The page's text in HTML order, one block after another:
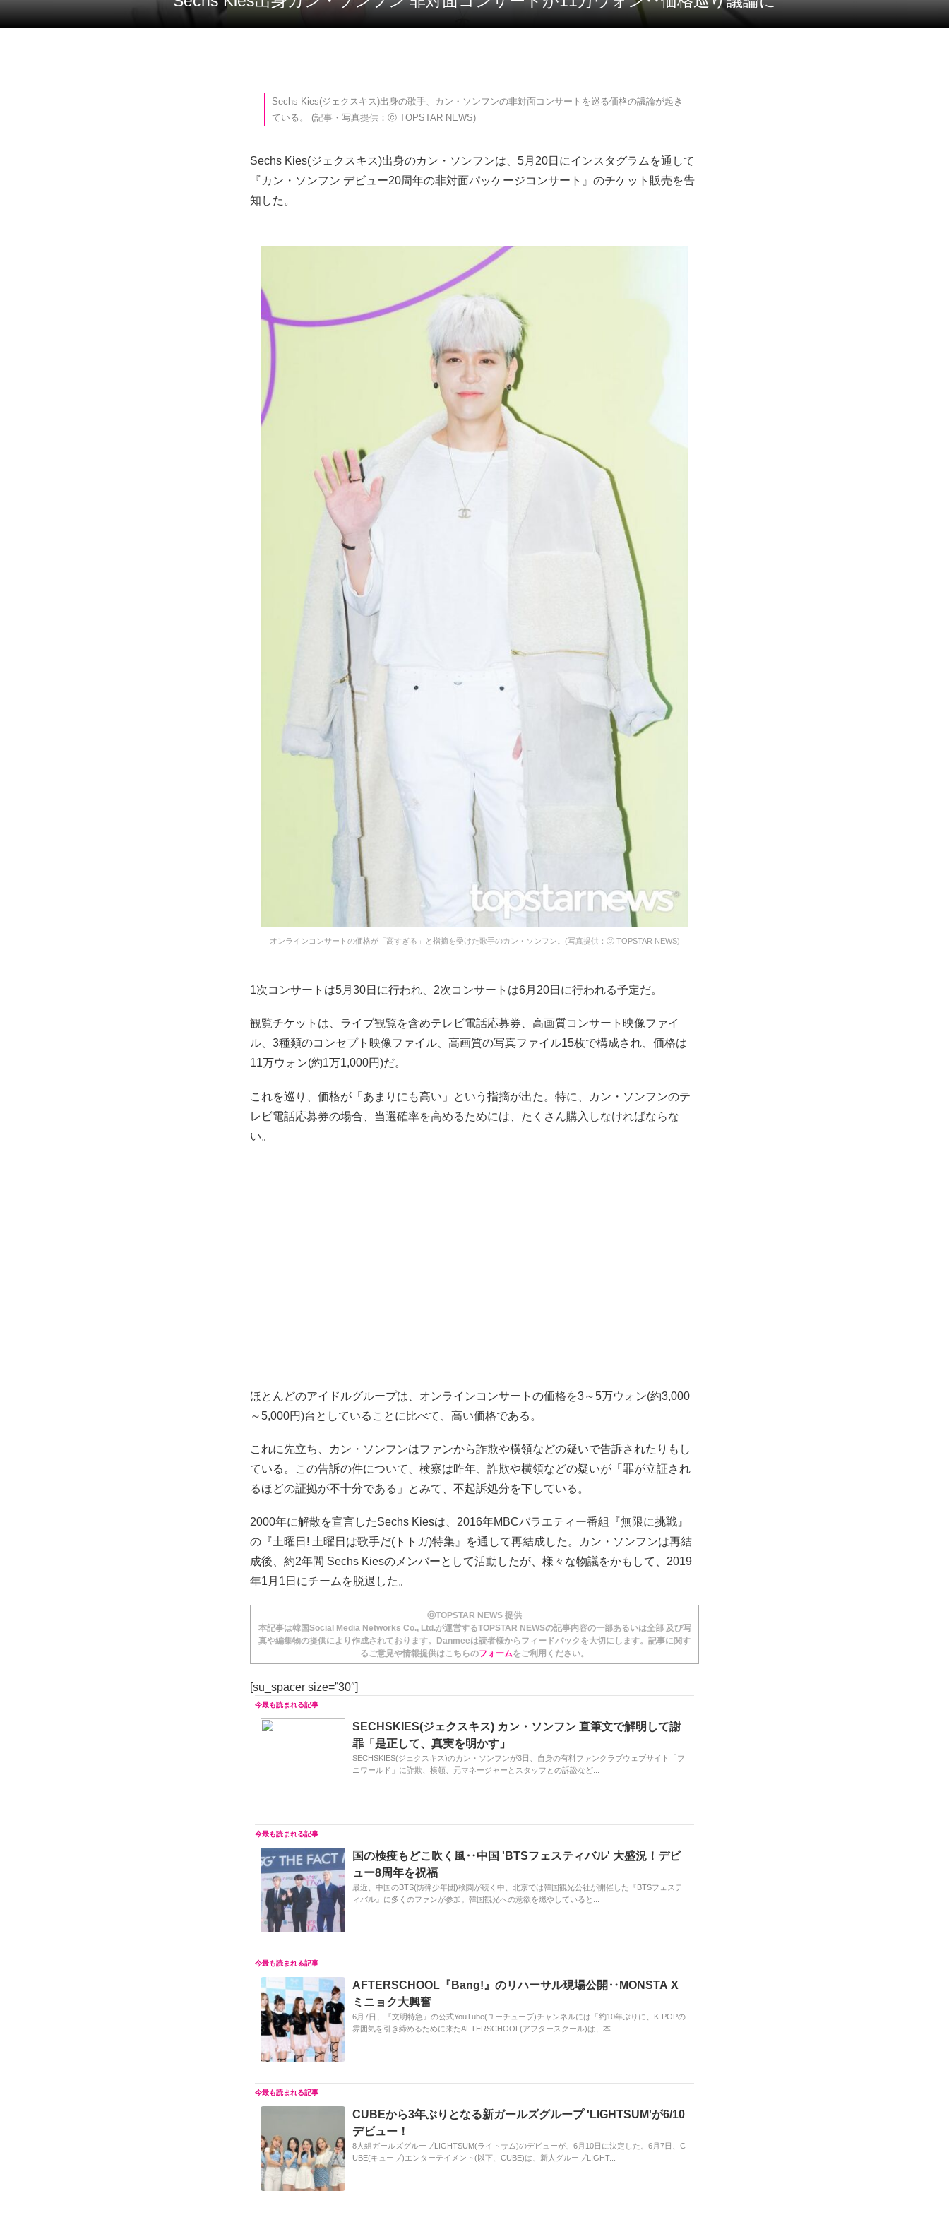
Sechs Kies(ジェクスキス)出身の歌手、カン・ソンフンの非対面コンサートを巡る価格の議論が起き
ている。 (記事・写真提供：ⓒ TOPSTAR NEWS)
Sechs Kies(ジェクスキス)出身のカン・ソンフンは、5月20日にインスタグラムを通して
『カン・ソンフン デビュー20周年の非対面パッケージコンサート』のチケット販売を告
知した。
オンラインコンサートの価格が「高すぎる」と指摘を受けた歌手のカン・ソンフン。(写真提供：ⓒ TOPSTAR NEWS)
1次コンサートは5月30日に行われ、2次コンサートは6月20日に行われる予定だ。
観覧チケットは、ライブ観覧を含めテレビ電話応募券、高画質コンサート映像ファイ
ル、3種類のコンセプト映像ファイル、高画質の写真ファイル15枚で構成され、価格は
11万ウォン(約1万1,000円)だ。
これを巡り、価格が「あまりにも高い」という指摘が出た。特に、カン・ソンフンのテ
レビ電話応募券の場合、当選確率を高めるためには、たくさん購入しなければならな
い。
ほとんどのアイドルグループは、オンラインコンサートの価格を3～5万ウォン(約3,000
～5,000円)台としていることに比べて、高い価格である。
これに先立ち、カン・ソンフンはファンから詐欺や横領などの疑いで告訴されたりもし
ている。この告訴の件について、検察は昨年、詐欺や横領などの疑いが「罪が立証され
るほどの証拠が不十分である」とみて、不起訴処分を下している。
2000年に解散を宣言したSechs Kiesは、2016年MBCバラエティー番組『無限に挑戦』
の『土曜日! 土曜日は歌手だ(トトガ)特集』を通して再結成した。カン・ソンフンは再結
成後、約2年間 Sechs Kiesのメンバーとして活動したが、様々な物議をかもして、2019
年1月1日にチームを脱退した。
ⓒTOPSTAR NEWS 提供
本記事は韓国Social Media Networks Co., Ltd.が運営するTOPSTAR NEWSの記事内容の一部あるいは全部 及び写
真や編集物の提供により作成されております。Danmeeは読者様からフィードバックを大切にします。記事に関す
るご意見や情報提供はこちらのフォームをご利用ください。
[su_spacer size=”30″]
SECHSKIES(ジェクスキス) カン・ソンフン 直筆文で解明して謝
罪「是正して、真実を明かす」
SECHSKIES(ジェクスキス)のカン・ソンフンが3日、自身の有料ファンクラブウェブサイト「フ
ニワールド」に詐欺、横領、元マネージャーとスタッフとの訴訟など...
国の検疫もどこ吹く風‥中国 'BTSフェスティバル' 大盛況！デビ
ュー8周年を祝福
最近、中国のBTS(防弾少年団)検閲が続く中、北京では韓国観光公社が開催した『BTSフェステ
ィバル』に多くのファンが参加。韓国観光への意欲を燃やしていると...
AFTERSCHOOL『Bang!』のリハーサル現場公開‥MONSTA X
ミニョク大興奮
6月7日、『文明特急』の公式YouTube(ユーチューブ)チャンネルには「約10年ぶりに、K-POPの
雰囲気を引き締めるために来たAFTERSCHOOL(アフタースクール)は、本...
CUBEから3年ぶりとなる新ガールズグループ 'LIGHTSUM'が6/10
デビュー！
8人組ガールズグループLIGHTSUM(ライトサム)のデビューが、6月10日に決定した。6月7日、C
UBE(キューブ)エンターテイメント(以下、CUBE)は、新人グループLIGHT...